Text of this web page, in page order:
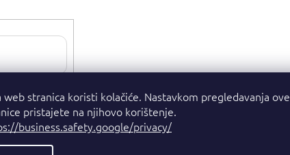
web stranica koristi kolačiće. Nastavkom pregledavanja ove
pristajete na njihovo korištenje.
business.safety.google/privacy/